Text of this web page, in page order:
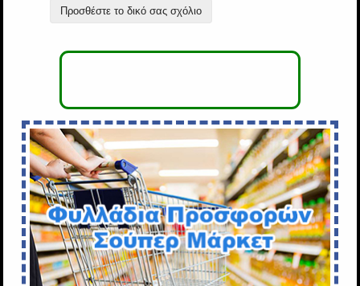
Προσθέστε το δικό σας σχόλιο